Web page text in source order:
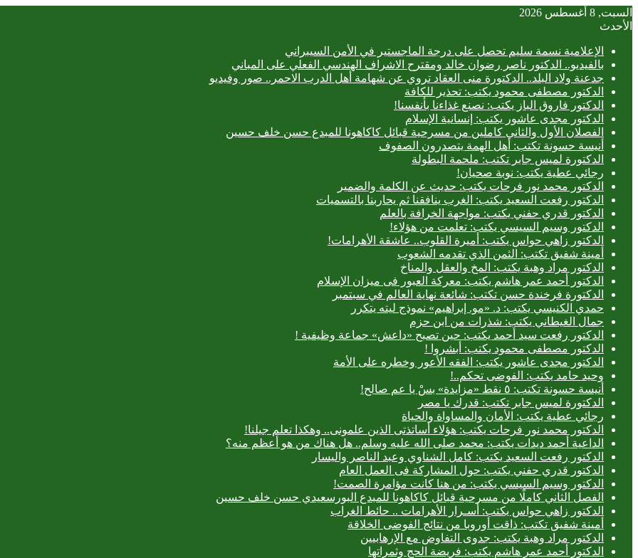
السبت, 8 أغسطس 2026
الأحدث
الإعلامية نسمة سليم تحصل على درجة الماجستير في الأمن السيبراني
بالفيديو.. ‎الدكتور ناصر رضوان خالد ومقترح الاشراف الهندسي الفعلي على المباني
جدعنة ولاد البلد.. الدكتورة منى العقاد تروي عن شهامة أهل الدرب الاحمر.. صور وفيديو
الدكتور مصطفى محمود يكتب: تحذير للكافة
الدكتور فاروق الباز يكتب: نصنع غذاءنا بأنفسنا!
الدكتور مجدى عاشور يكتب: إنسانية الإسلام
الفصلان الأول والثاني كاملين من مسرحية قبائل كاكاهونا للمبدع حسن خلف حسين
أنيسة حسونة تكتب: أهل الهمة يتصدرون الصفوف
الدكتورة لميس جابر تكتب: ملحمة البطولة
رجائي عطية يكتب: نوبة صحيان!
الدكتور محمد نور فرحات يكتب: حديث عن الكلمة والضمير
الدكتور رفعت السعيد يكتب: الغرب ينافقنا ثم يحاربنا بالتسميات
الدكتور قدري حفني يكتب: مواجهة الخرافة بالعلم
الدكتور وسيم السيسي يكتب: تعلمت من هؤلاء!
الدكتور زاهي حواس يكتب: أميرة القلوب.. عاشقة الأهرامات!
أمينة شفيق تكتب: الثمن الذي تقدمه الشعوب
الدكتور مراد وهبة يكتب: المخ والعقل والمناخ
الدكتور أحمد عمر هاشم يكتب: معركة العبور فى ميزان الإسلام
الدكتورة فرخندة حسن تكتب: شائعة نهاية العالم في سبتمبر
حمدي الكنيسي يكتب: د. «مو. إبراهيم» نموذج ليته يتكرر
جمال الغيطاني يكتب: شذرات من ابن حزم
الدكتور رفعت سيد أحمد يكتب: حين تصبح «داعش» جماعة وظيفية !
الدكتور مصطفى محمود يكتب: أبشروا !
الدكتور مجدى عاشور يكتب: الفقه الأعور وخطره على الأمة
وحيد حامد يكتب: الفوضى تحكم..!
أنيسة حسونة تكتب: ٥ نقط «مزايدة» بسْ يا عم صالح!
الدكتورة لميس جابر تكتب: قدرك يا مصر
رجائي عطية يكتب: الأمان والمساواة والحياة
الدكتور محمد نور فرحات يكتب: هؤلاء أساتذتى الذين علمونى.. وهكذا تعلم جيلنا!
الداعية أحمد ديدات يكتب: محمد صلى الله عليه وسلم.. هل هناك من هو أعظم منه؟
الدكتور رفعت السعيد يكتب: كامل الشناوي وعبد الناصر واليسار
الدكتور قدري حفني يكتب: حول المشاركة فى العمل العام
الدكتور وسيم السيسي يكتب: من هنا كانت مؤامرة الصمت!
الفصل الثاني كاملًا من مسرحية قبائل كاكاهونا للمبدع البورسعيدي حسن خلف حسين
الدكتور زاهي حواس يكتب: أسـرار الأهرامات .. حائط الغراب
أمينة شفيق تكتب: ذاقت أوروبا من نتائج الفوضى الخلاقة
الدكتور مراد وهبة يكتب: جدوى التفاوض مع الإرهابيين
الدكتور أحمد عمر هاشم يكتب: فريضة الحج وثمراتها